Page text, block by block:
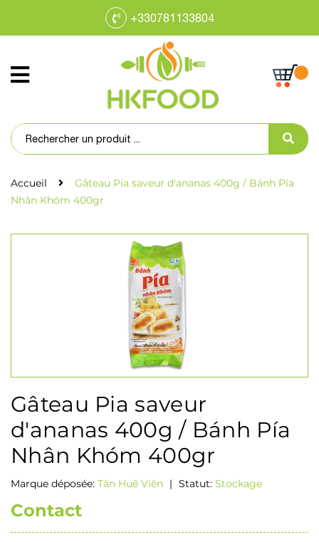
+330781133804
Accueil
Gâteau Pia saveur d'ananas 400g / Bánh Pía
Nhân Khóm 400gr
Gâteau Pia saveur
d'ananas 400g / Bánh Pía
Nhân Khóm 400gr
Marque déposée: Tân Huê Viên | Statut: Stockage
Contact